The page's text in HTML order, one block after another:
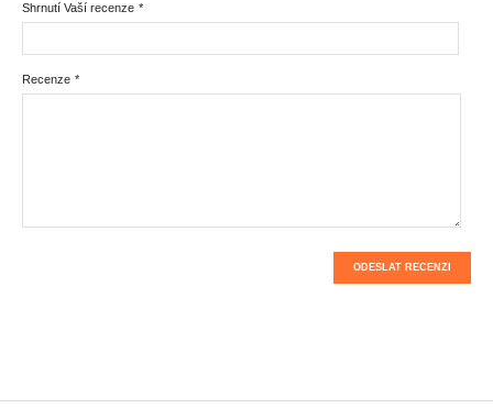
*
Shrnutí Vaší recenze
*
Recenze
ODESLAT RECENZI